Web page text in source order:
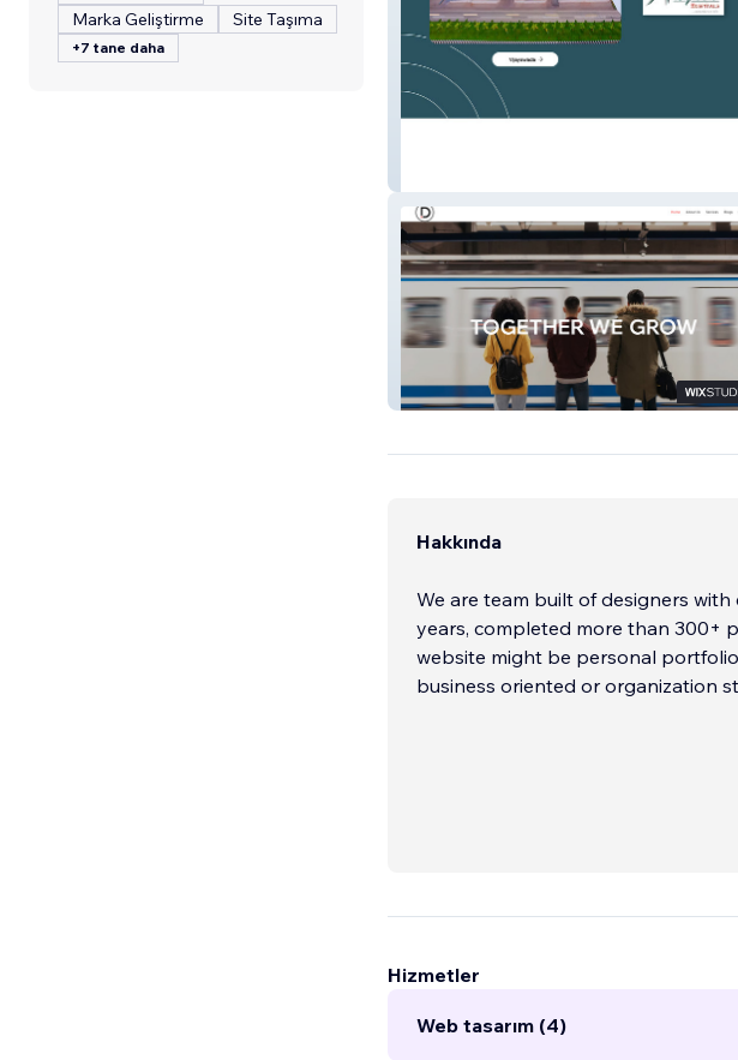
Marka Geliştirme
Site Taşıma
+7 tane daha
Daizo Marketing
Hakkında
We are team built of designers
years, completed more than 300+
website might be personal
business oriented or organization
Hizmetler
Web tasarım (4)